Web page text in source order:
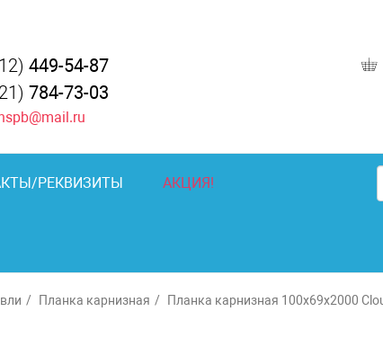
449-54-87
784-73-03
РЕКВИЗИТЫ АКЦИЯ!
Планка карнизная Планка карнизная 100х69x2000